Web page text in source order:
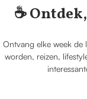
☕️
Ontvang elke week de
worden, reizen,